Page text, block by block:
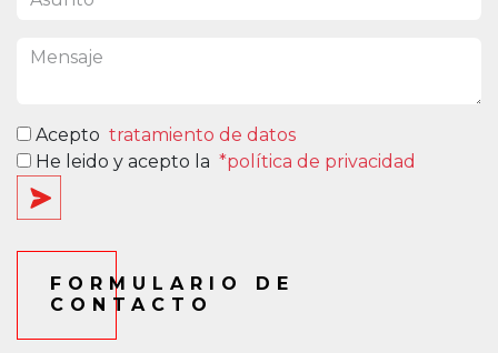
Acepto tratamiento de datos
He leido y acepto la *política de privacidad
FORMULARIO DE
CONTACTO